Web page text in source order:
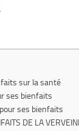
sur la santé
ses bienfaits
ses bienfaits
DE LA